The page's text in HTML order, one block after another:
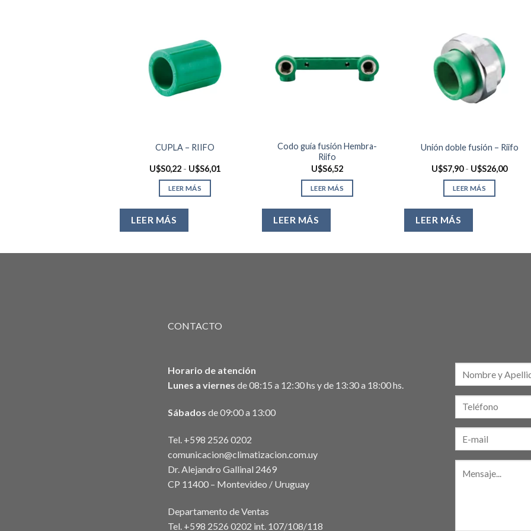
CUPLA – RIIFO
U$S0,22 - U$S6,01
LEER MÁS
LEER MÁS
Codo guía fusión Hembra-
Riifo
U$S6,52
LEER MÁS
LEER MÁS
Unión doble fusión – Riifo
U$S7,90 - U$S26,00Rango
LEER MÁS
LEER MÁS
CONTACTO
Horario de atención
Lunes a viernes de 08:15 a 12:30 hs y de 13:30 a 18:00 hs.
Sábados de 09:00 a 13:00
Tel. +598 2526 0202
comunicacion@climatizacion.com.uy
Dr. Alejandro Gallinal 2469
CP 11400 – Montevideo / Uruguay
Departamento de Ventas
Tel. +598 2526 0202 int. 107/108/118